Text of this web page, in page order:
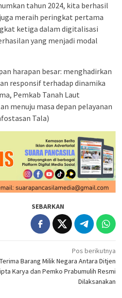
tahun 2024, kita berhasil
meraih peringkat pertama
ketiga dalam digitalisasi
yang menjadi modal
harapan besar: menghadirkan
responsif terhadap dinamika
Pemkab Tanah Laut
menuju masa depan pelayanan
Tala)
SEBARKAN
Pos berikutnya
Barang Milik Negara Antara Ditjen
Karya dan Pemko Prabumulih Resmi
Dilaksanakan